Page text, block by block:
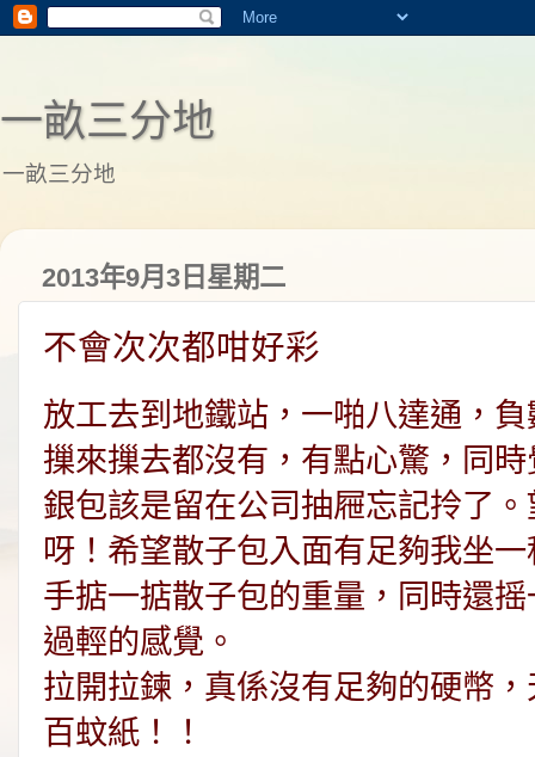
一畝三分地
一畝三分地
2013年9月3日星期二
不會次次都咁好彩
放工去到地鐵站，一啪八達通，
摷來摷去都沒有，有點心驚，同
銀包該是留在公司抽屜忘記拎了
呀！希望散子包入面有足夠我坐
手掂一掂散子包的重量，同時還
過輕的感覺。
拉開拉鍊，真係沒有足夠的硬幣
百蚊紙！！